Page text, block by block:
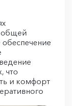
общей
обеспечение
что
и комфорт